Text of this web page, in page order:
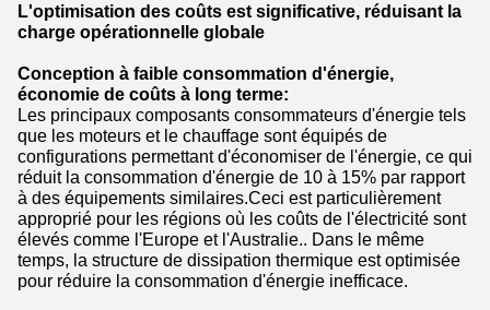
L'optimisation des coûts est significative, réduisant la
charge opérationnelle globale
Conception à faible consommation d'énergie,
économie de coûts à long terme:
Les principaux composants consommateurs d'énergie tels
que les moteurs et le chauffage sont équipés de
configurations permettant d'économiser de l'énergie, ce qui
réduit la consommation d'énergie de 10 à 15% par rapport
à des équipements similaires.Ceci est particulièrement
approprié pour les régions où les coûts de l'électricité sont
élevés comme l'Europe et l'Australie.. Dans le même
temps, la structure de dissipation thermique est optimisée
pour réduire la consommation d'énergie inefficace.